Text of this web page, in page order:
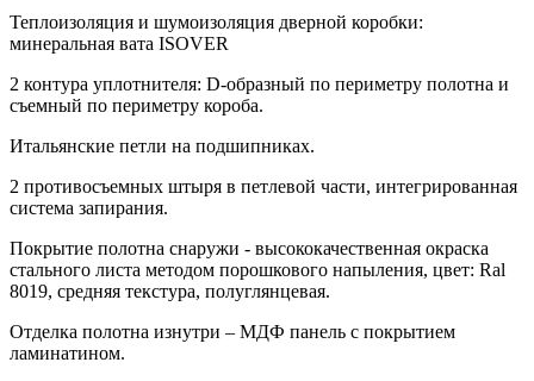
Теплоизоляция и шумоизоляция дверной коробки:
минеральная вата ISOVER
2 контура уплотнителя: D-образный по периметру полотна и
съемный по периметру короба.
Итальянские петли на подшипниках.
2 противосъемных штыря в петлевой части, интегрированная
система запирания.
Покрытие полотна снаружи - высококачественная окраска
стального листа методом порошкового напыления, цвет: Ral
8019, средняя текстура, полуглянцевая.
Отделка полотна изнутри – МДФ панель с покрытием
ламинатином.